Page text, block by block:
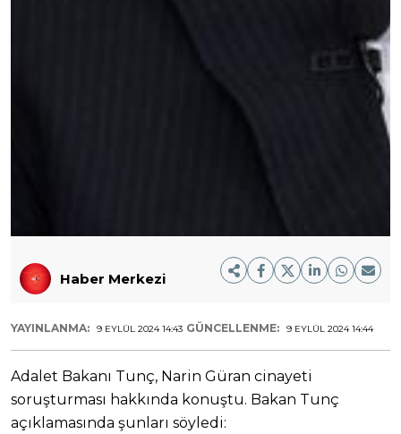
Haber Merkezi
YAYINLANMA: 9 EYLÜL 2024 14:43 GÜNCELLENME: 9 EYLÜL 2024 14:44
Adalet Bakanı Tunç, Narin Güran cinayeti
soruşturması hakkında konuştu. Bakan Tunç
açıklamasında şunları söyledi: